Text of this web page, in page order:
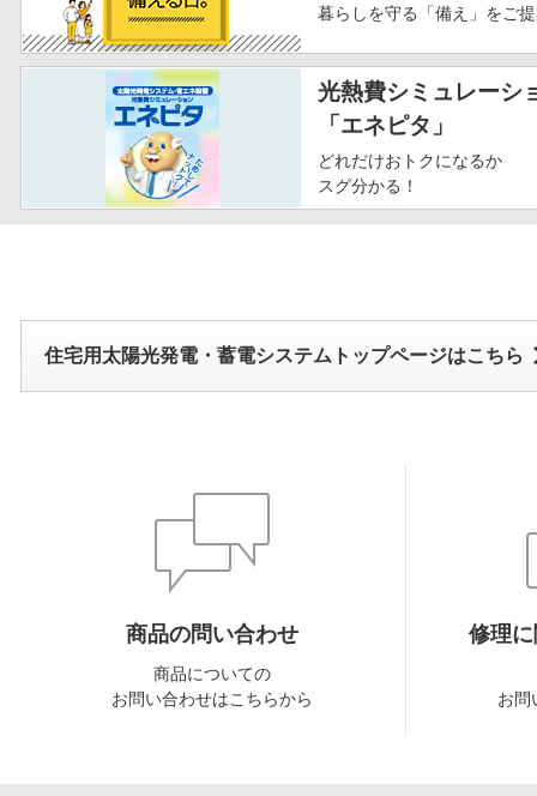
暮らしを守る「備え」をご
光熱費シミュレーシ
「エネピタ」
どれだけおトクになるか
スグ分かる！
住宅用太陽光発電・蓄電システムトップページはこちら
商品の問い合わせ
商品についての
お問い合わせはこちらから
修理
お問